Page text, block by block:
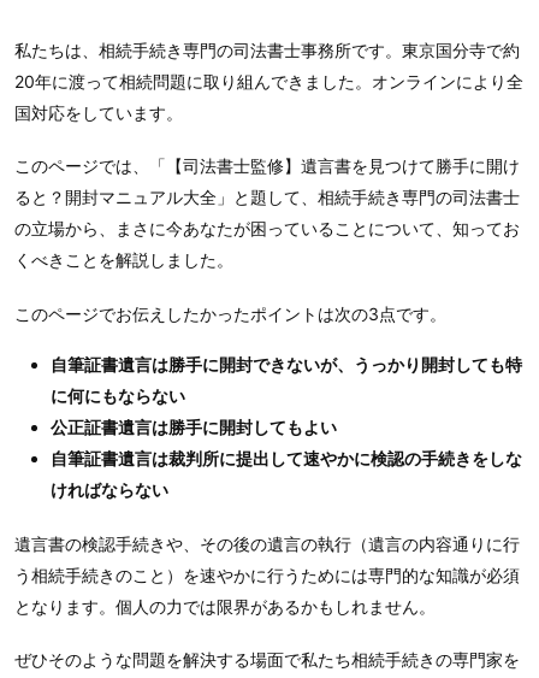
私たちは、相続手続き専門の司法書士事務所です。東京国分寺で約
20年に渡って相続問題に取り組んできました。オンラインにより全
国対応をしています。
このページでは、「【司法書士監修】遺言書を見つけて勝手に開け
ると？開封マニュアル大全」と題して、相続手続き専門の司法書士
の立場から、まさに今あなたが困っていることについて、知ってお
くべきことを解説しました。
このページでお伝えしたかったポイントは次の3点です。
自筆証書遺言は勝手に開封できないが、うっかり開封しても特
に何にもならない
公正証書遺言は勝手に開封してもよい
自筆証書遺言は裁判所に提出して速やかに検認の手続きをしな
ければならない
遺言書の検認手続きや、その後の遺言の執行（遺言の内容通りに行
う相続手続きのこと）を速やかに行うためには専門的な知識が必須
となります。個人の力では限界があるかもしれません。
ぜひそのような問題を解決する場面で私たち相続手続きの専門家を